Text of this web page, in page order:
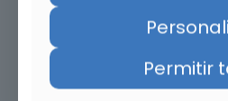
Precio dePermitir